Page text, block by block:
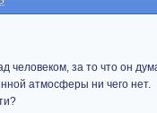
человеком, за то что он
атмосферы ни чего нет.